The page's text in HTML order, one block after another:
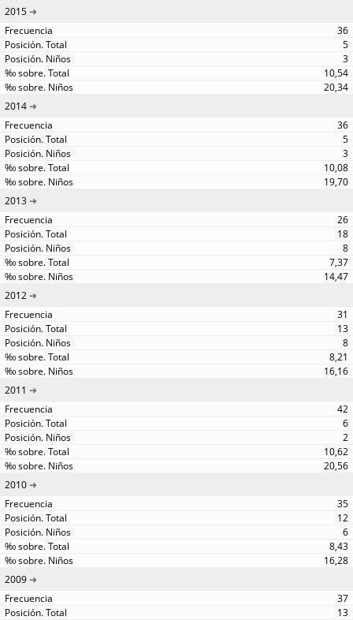
2015
36
5
3
10,54
20,34
2014
36
5
3
10,08
19,70
2013
26
18
8
7,37
14,47
2012
31
13
8
8,21
16,16
2011
42
6
2
10,62
20,56
2010
35
12
6
8,43
16,28
2009
37
13